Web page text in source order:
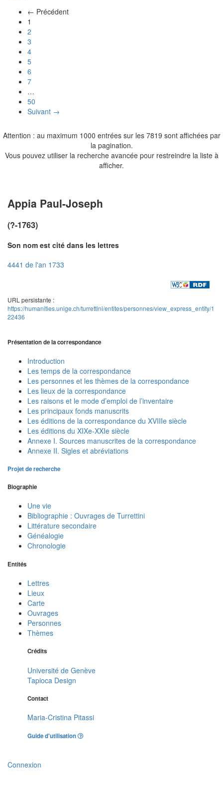
← Précédent
1
2
3
4
5
6
7
…
50
Suivant →
Attention : au maximum 1000 entrées sur les 7819 sont affichées par
la pagination.
Vous pouvez utiliser la recherche avancée pour restreindre la liste à
afficher.
Appia Paul-Joseph
(?-1763)
Son nom est cité dans les lettres
4441 de l'an 1733
URL persistante :
https://humanities.unige.ch/turrettini/entites/personnes/view_express_entity/1
22436
Présentation de la correspondance
Introduction
Les temps de la correspondance
Les personnes et les thèmes de la correspondance
Les lieux de la correspondance
Les raisons et le mode d’emploi de l’inventaire
Les principaux fonds manuscrits
Les éditions de la correspondance du XVIIIe siècle
Les éditions du XIXe-XXIe siècle
Annexe I. Sources manuscrites de la correspondance
Annexe II. Sigles et abréviations
Projet de recherche
Biographie
Une vie
Bibliographie : Ouvrages de Turrettini
Littérature secondaire
Généalogie
Chronologie
Entités
Lettres
Lieux
Carte
Ouvrages
Personnes
Thèmes
Crédits
Université de Genève
Tapioca Design
Contact
Maria-Cristina Pitassi
Guide d'utilisation
Connexion